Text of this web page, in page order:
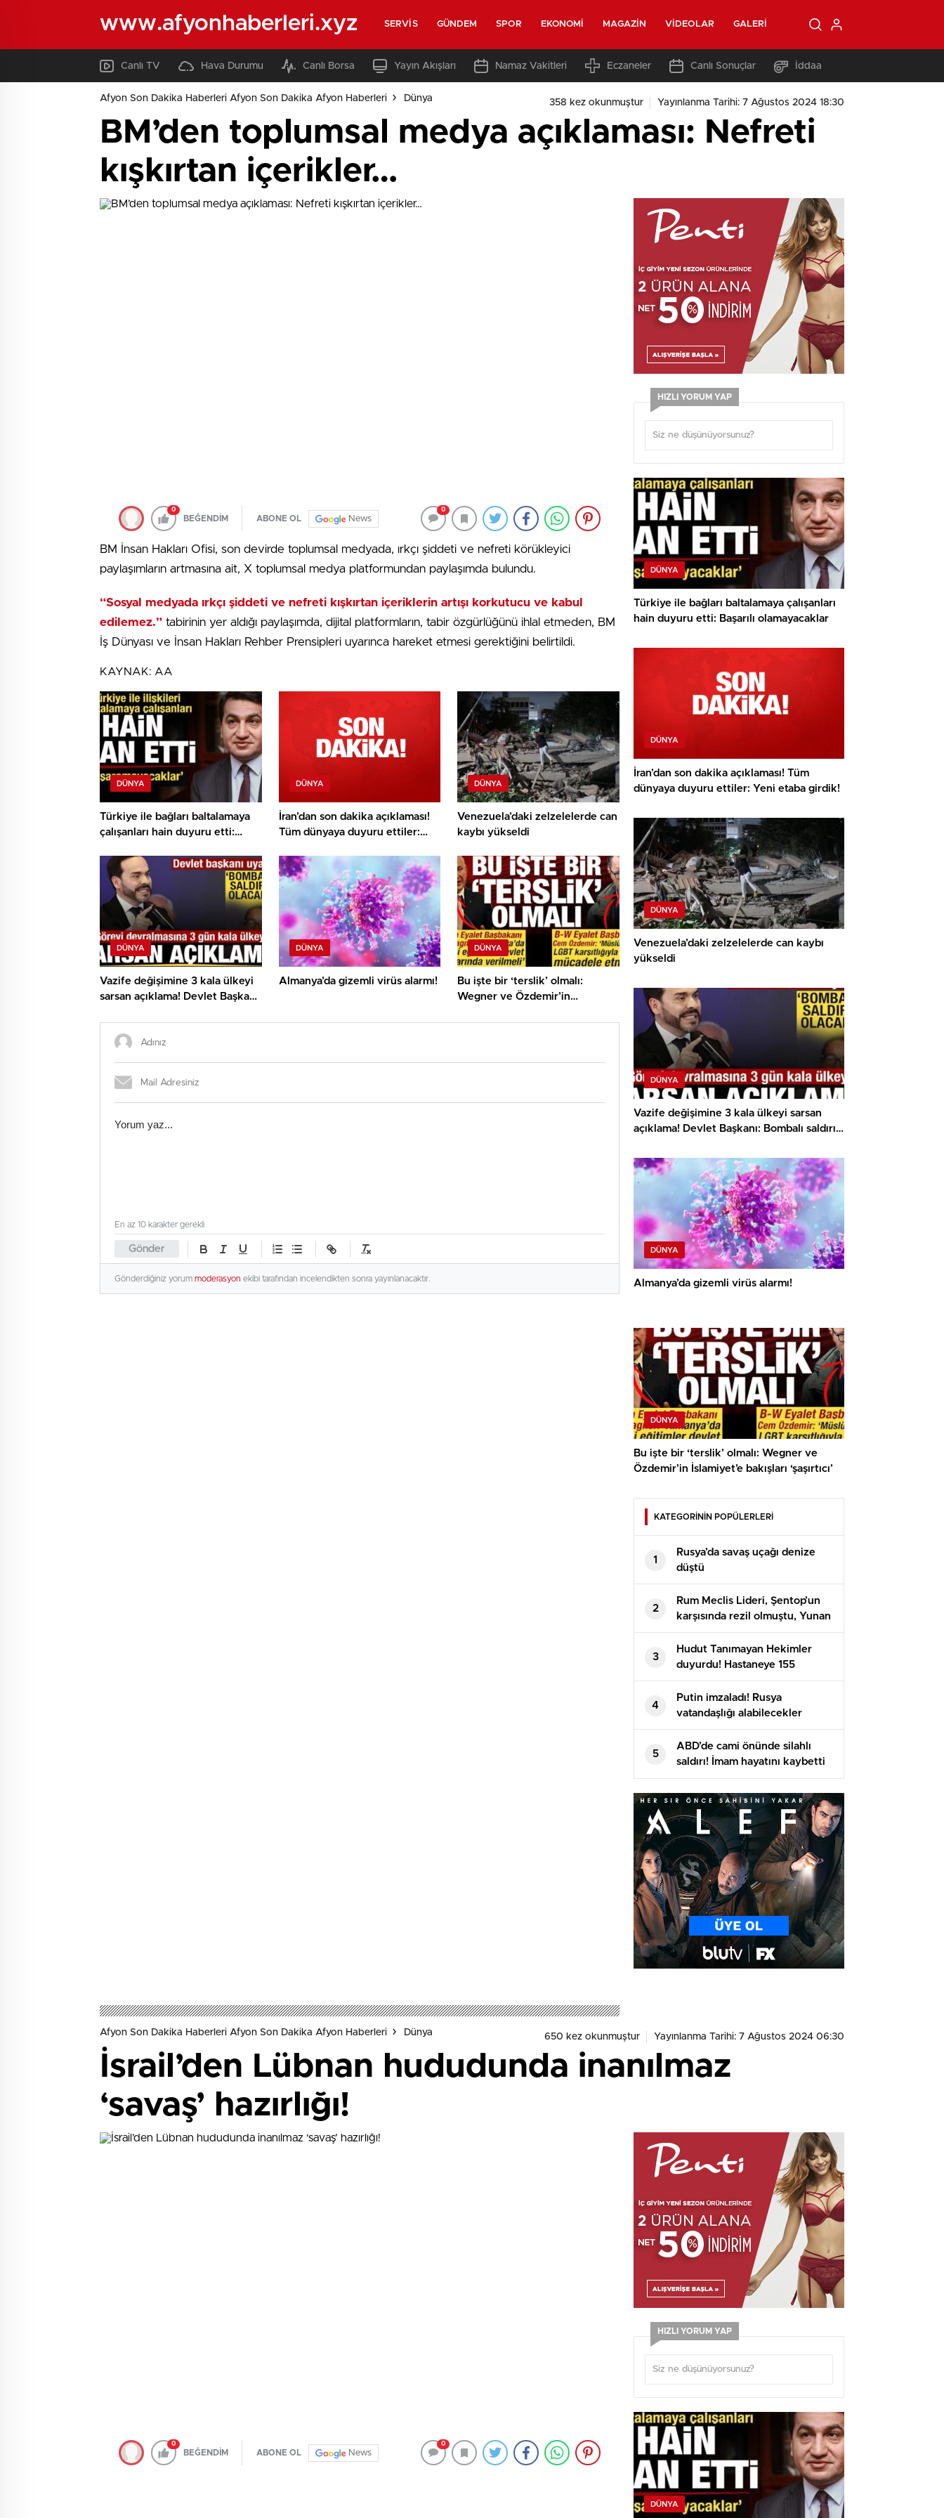
www.afyonhaberleri.xyz SERVIS GÜNDEM SPOR EKONOMI MAGAZIN VIDEOLAR GALERI
Canlı TV Hava Durumu Canlı Borsa Yayın Akışları Namaz Vakitleri Eczaneler Canlı Sonuçlar İddaa
Afyon Son Dakika Haberleri Afyon Son Dakika Afyon Haberleri Dünya 358 kez okunmuştur Yayınlanma Tarihi: 7 Ağustos 2024 18:30
BM’den toplumsal medya açıklaması: Nefreti
kışkırtan içerikler…
0
BEĞENDİM ABONE OL News
0
BM İnsan Hakları Ofisi, son devirde toplumsal medyada, ırkçı şiddeti ve nefreti körükleyici
paylaşımların artmasına ait, X toplumsal medya platformundan paylaşımda bulundu.
“Sosyal medyada ırkçı şiddeti ve nefreti kışkırtan içeriklerin artışı korkutucu ve kabul
edilemez.” tabirinin yer aldığı paylaşımda, dijital platformların, tabir özgürlüğünü ihlal etmeden, BM
İş Dünyası ve İnsan Hakları Rehber Prensipleri uyarınca hareket etmesi gerektiğini belirtildi.
KAYNAK: AA
DÜNYA
Türkiye ile bağları baltalamaya
çalışanları hain duyuru etti:
DÜNYA
İran’dan son dakika açıklaması!
Tüm dünyaya duyuru ettiler:
DÜNYA
Venezuela’daki zelzelelerde can
kaybı yükseldi
DÜNYA
Vazife değişimine 3 kala ülkeyi
sarsan açıklama! Devlet Başkanı:
DÜNYA
Almanya’da gizemli virüs alarmı!
DÜNYA
Bu işte bir ‘terslik’ olmalı:
Wegner ve Özdemir’in
Gönder
En az 10 karakter gerekli
Gönderdiğiniz yorum moderasyon ekibi tarafından incelendikten sonra yayınlanacaktır.
HIZLI YORUM YAP
DÜNYA
Türkiye ile bağları baltalamaya çalışanları
hain duyuru etti: Başarılı olamayacaklar
DÜNYA
İran’dan son dakika açıklaması! Tüm
dünyaya duyuru ettiler: Yeni etaba girdik!
DÜNYA
Venezuela’daki zelzelelerde can kaybı
yükseldi
DÜNYA
Vazife değişimine 3 kala ülkeyi sarsan
açıklama! Devlet Başkanı: Bombalı saldırı
DÜNYA
Almanya’da gizemli virüs alarmı!
DÜNYA
Bu işte bir ‘terslik’ olmalı: Wegner ve
Özdemir’in İslamiyet’e bakışları ‘şaşırtıcı’
KATEGORİNİN POPÜLERLERİ
1
Rusya’da savaş uçağı denize
düştü
2
Rum Meclis Lideri, Şentop’un
karşısında rezil olmuştu, Yunan
basını isyan etti
3
Hudut Tanımayan Hekimler
duyurdu! Hastaneye 155
meyyit, 357 yaralı getirildi
4
Putin imzaladı! Rusya
vatandaşlığı alabilecekler
5
ABD’de cami önünde silahlı
saldırı! İmam hayatını kaybetti
Afyon Son Dakika Haberleri Afyon Son Dakika Afyon Haberleri Dünya 650 kez okunmuştur Yayınlanma Tarihi: 7 Ağustos 2024 06:30
İsrail’den Lübnan hududunda inanılmaz
‘savaş’ hazırlığı!
0
BEĞENDİM ABONE OL News
0
HIZLI YORUM YAP
DÜNYA